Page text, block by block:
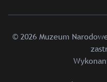
© 2026 Muzeum